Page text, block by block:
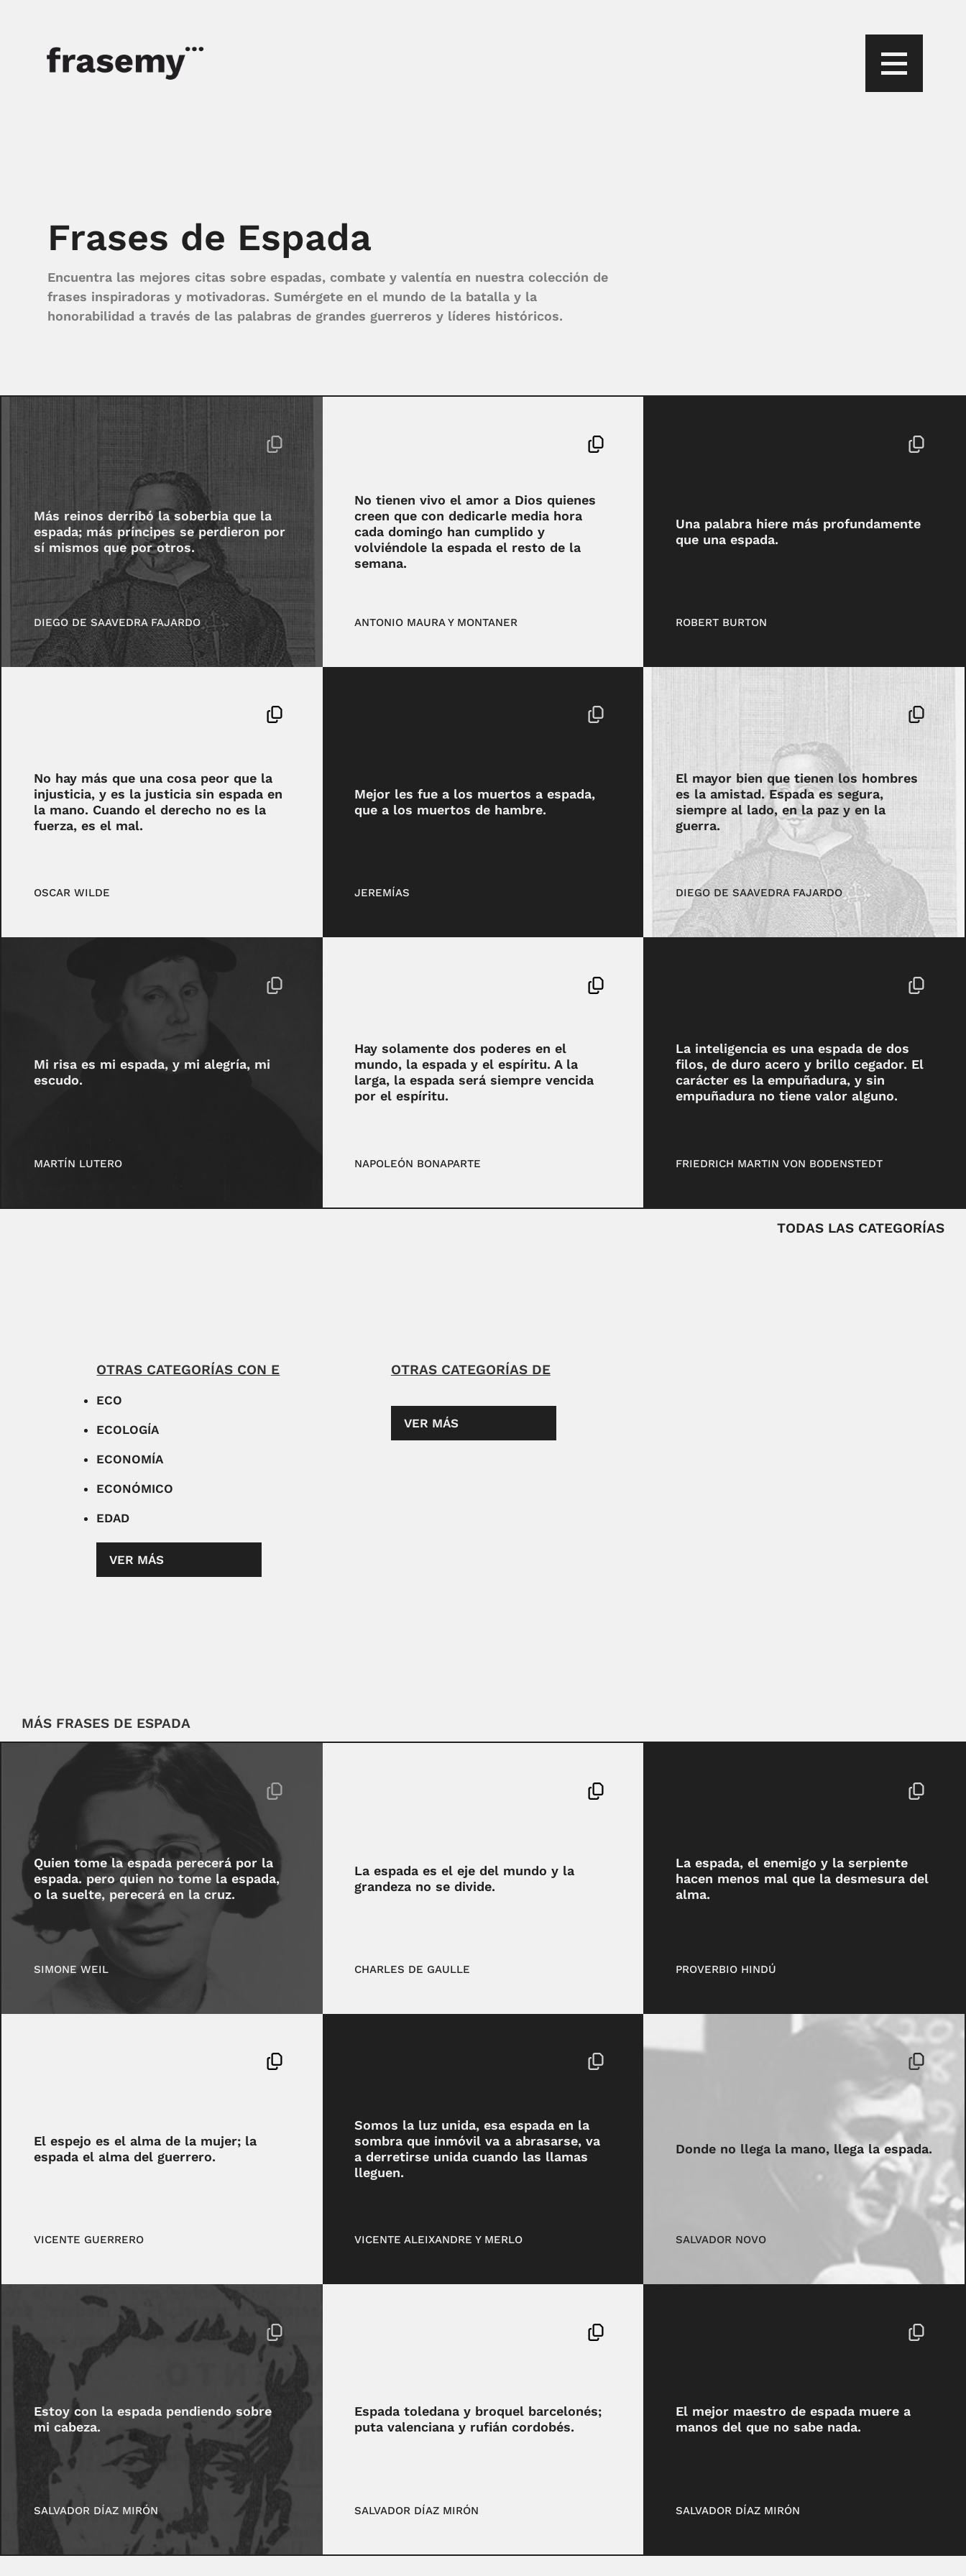
Frases de Espada
Encuentra las mejores citas sobre espadas, combate y valentía en nuestra colección de
frases inspiradoras y motivadoras. Sumérgete en el mundo de la batalla y la
honorabilidad a través de las palabras de grandes guerreros y líderes históricos.
Más reinos derribó la soberbia que la
espada; más príncipes se perdieron por
sí mismos que por otros.
DIEGO DE SAAVEDRA FAJARDO
No tienen vivo el amor a Dios quienes
creen que con dedicarle media hora
cada domingo han cumplido y
volviéndole la espada el resto de la
semana.
ANTONIO MAURA Y MONTANER
Una palabra hiere más profundamente
que una espada.
ROBERT BURTON
No hay más que una cosa peor que la
injusticia, y es la justicia sin espada en
la mano. Cuando el derecho no es la
fuerza, es el mal.
OSCAR WILDE
Mejor les fue a los muertos a espada,
que a los muertos de hambre.
JEREMÍAS
El mayor bien que tienen los hombres
es la amistad. Espada es segura,
siempre al lado, en la paz y en la
guerra.
DIEGO DE SAAVEDRA FAJARDO
Mi risa es mi espada, y mi alegría, mi
escudo.
MARTÍN LUTERO
Hay solamente dos poderes en el
mundo, la espada y el espíritu. A la
larga, la espada será siempre vencida
por el espíritu.
NAPOLEÓN BONAPARTE
La inteligencia es una espada de dos
filos, de duro acero y brillo cegador. El
carácter es la empuñadura, y sin
empuñadura no tiene valor alguno.
FRIEDRICH MARTIN VON BODENSTEDT
TODAS LAS CATEGORÍAS
OTRAS CATEGORÍAS CON E
ECO
ECOLOGÍA
ECONOMÍA
ECONÓMICO
EDAD
VER MÁS
OTRAS CATEGORÍAS DE
VER MÁS
MÁS FRASES DE ESPADA
Quien tome la espada perecerá por la
espada. pero quien no tome la espada,
o la suelte, perecerá en la cruz.
SIMONE WEIL
La espada es el eje del mundo y la
grandeza no se divide.
CHARLES DE GAULLE
La espada, el enemigo y la serpiente
hacen menos mal que la desmesura del
alma.
PROVERBIO HINDÚ
El espejo es el alma de la mujer; la
espada el alma del guerrero.
VICENTE GUERRERO
Somos la luz unida, esa espada en la
sombra que inmóvil va a abrasarse, va
a derretirse unida cuando las llamas
lleguen.
VICENTE ALEIXANDRE Y MERLO
Donde no llega la mano, llega la espada.
SALVADOR NOVO
Estoy con la espada pendiendo sobre
mi cabeza.
SALVADOR DÍAZ MIRÓN
Espada toledana y broquel barcelonés;
puta valenciana y rufián cordobés.
SALVADOR DÍAZ MIRÓN
El mejor maestro de espada muere a
manos del que no sabe nada.
SALVADOR DÍAZ MIRÓN